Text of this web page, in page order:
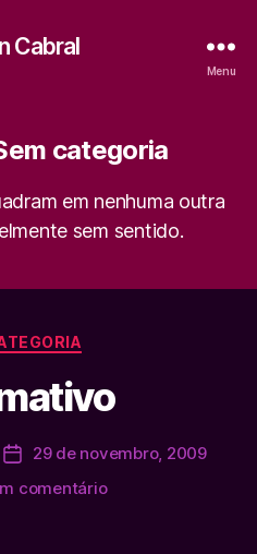
Cabral
Menu
categoria
em nenhuma outra
sem sentido.
Categorias
Data29 de novembro, 2009
comentárioem